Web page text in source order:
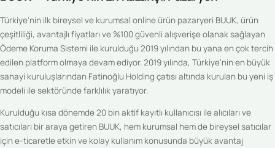
Türkiye'nin ilk bireysel ve kurumsal online ürün pazaryeri BUUK, ürün
çeşitliliği, avantajlı fiyatları ve %100 güvenli alışverişe olanak sağlayan
Ödeme Koruma Sistemi ile kurulduğu 2019 yılından bu yana en çok tercih
edilen platform olmaya devam ediyor. 2019 yılında, Türkiye'nin en büyük
sanayi kuruluşlarından Fatinoğlu Holding çatısı altında kurulan bu yeni iş
modeli ile sektöründe farklılık yaratıyor.
Kurulduğu kısa dönemde 20 bin aktif kayıtlı kullanıcısı ile alıcıları ve
satıcıları bir araya getiren BUUK, hem kurumsal hem de bireysel satıcılar
için e-ticaretle etkin ve kolay kullanım konusunda büyük avantaj